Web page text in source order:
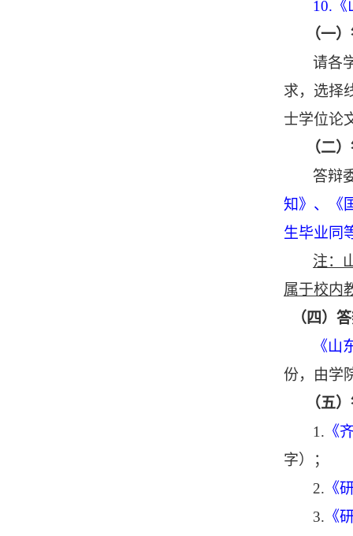
10.《
（一
请各
求，选择
士学位论
（二
答辩
知》、《
生毕业同
注：
属于校内
（四）
《
份，由学
（五
1. 《
字）；
2. 《
3. 《